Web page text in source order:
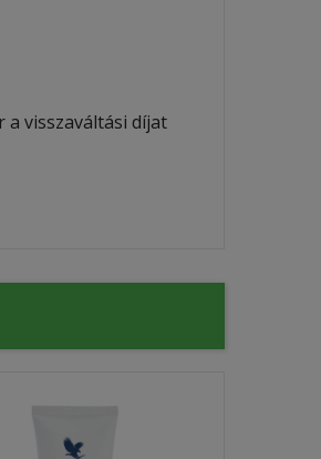
visszaváltási díjat